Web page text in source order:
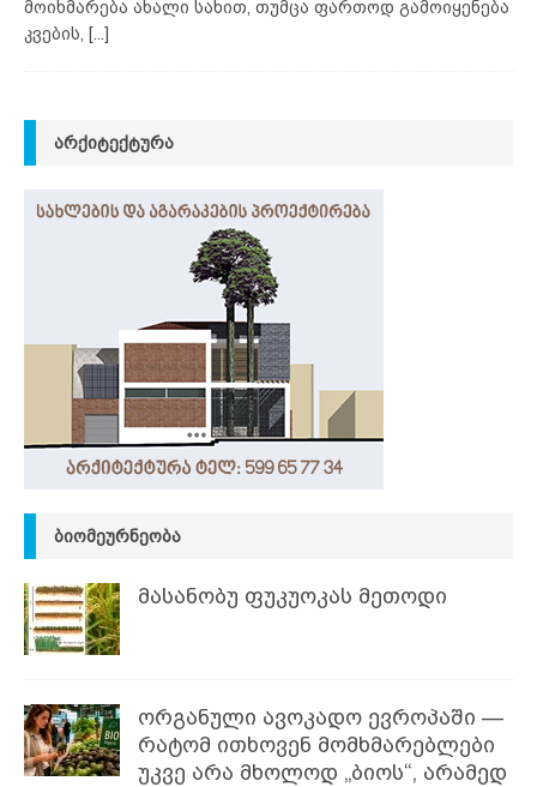
მოიხმარება ახალი სახით, თუმცა ფართოდ გამოიყენება
კვების, [...]
ᲐᲠᲥᲘᲢᲔᲥᲢᲣᲠᲐ
ᲑᲘᲝᲛᲔᲣᲠᲜᲔᲝᲑᲐ
მასანობუ ფუკუოკას მეთოდი
ორგანული ავოკადო ევროპაში —
რატომ ითხოვენ მომხმარებლები
უკვე არა მხოლოდ „ბიოს“, არამედ